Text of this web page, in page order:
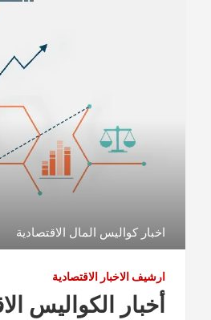
اخبار كواليس المال الاقتصادية
ارشيف الاخبار الاقتصادية
أخبار الكواليس